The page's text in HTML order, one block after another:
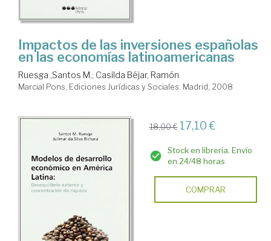
Impactos de las inversiones españolas
en las economías latinoamericanas
Ruesga ,Santos M.; Casilda Béjar, Ramón
Marcial Pons, Ediciones Jurídicas y Sociales. Madrid, 2008
18,00 € 17,10 €
Stock en librería. Envío
en 24/48 horas
COMPRAR